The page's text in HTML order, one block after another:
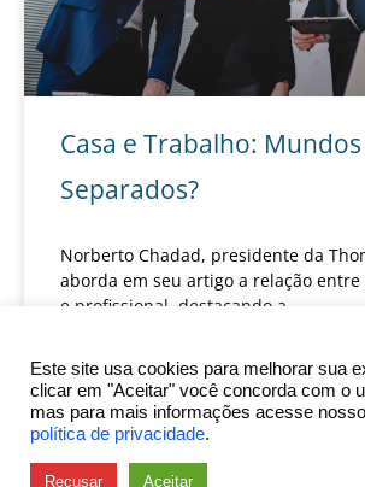
Casa e Trabalho: Mundos
Separados?
Norberto Chadad, presidente da
aborda em seu artigo a relação entre
e profissional, destacando a
29 de fevereiro de 2024
Este site usa cookies para melhorar sua
clicar em "Aceitar" você concorda com o
mas para mais informações acesse
política de privacidade.
Recusar Aceitar